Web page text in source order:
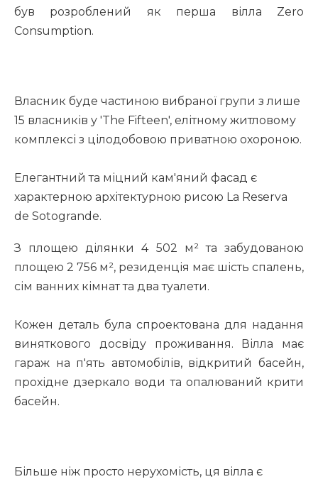
був розроблений як перша вілла Zero
Consumption.
Власник буде частиною вибраної групи з лише
15 власників у 'The Fifteen', елітному житловому
комплексі з цілодобовою приватною охороною.
Елегантний та міцний кам'яний фасад є
характерною архітектурною рисою La Reserva
de Sotogrande.
З площею ділянки 4 502 м² та забудованою
площею 2 756 м², резиденція має шість спалень,
сім ванних кімнат та два туалети.
Кожен деталь була спроектована для надання
виняткового досвіду проживання. Вілла має
гараж на п'ять автомобілів, відкритий басейн,
прохідне дзеркало води та опалюваний крити
басейн.
Більше ніж просто нерухомість, ця вілла є